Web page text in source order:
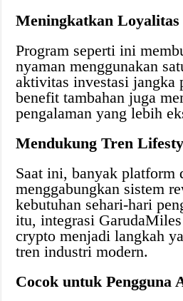
Meningkatkan Loyalitas
Program seperti ini
nyaman menggunakan
aktivitas investasi jangka
benefit tambahan juga
pengalaman yang lebih
Mendukung Tren
Saat ini, banyak platform
menggabungkan sistem
kebutuhan sehari-hari
itu, integrasi
crypto menjadi langkah
tren industri modern.
Cocok untuk Pengguna